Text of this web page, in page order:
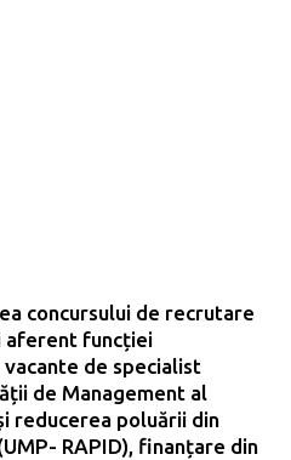
concursului de recrutare
aferent funcției
de specialist
de Management al
reducerea poluării din
RAPID), finanțare din